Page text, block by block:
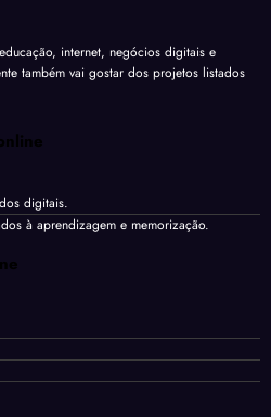
internet, negócios digitais e
também vai gostar dos projetos listados
digitais.
à aprendizagem e memorização.